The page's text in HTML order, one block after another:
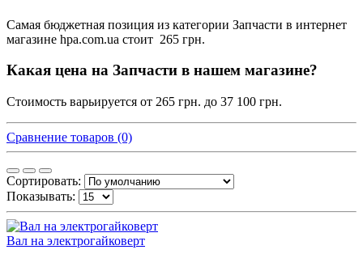
Самая бюджетная позиция из категории Запчасти в интернет
магазине hpa.com.ua стоит 265 грн.
Какая цена на Запчасти в нашем магазине?
Стоимость варьируется от 265 грн. до 37 100 грн.
Сравнение товаров (0)
Сортировать:
Показывать:
Вал на электрогайковерт